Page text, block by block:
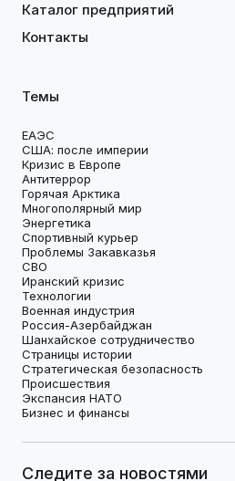
Каталог предприятий
Контакты
Темы
ЕАЭС
США: после империи
Кризис в Европе
Антитеррор
Горячая Арктика
Многополярный мир
Энергетика
Спортивный курьер
Проблемы Закавказья
СВО
Иранский кризис
Технологии
Военная индустрия
Россия-Азербайджан
Шанхайское сотрудничество
Страницы истории
Стратегическая безопасность
Происшествия
Экспансия НАТО
Бизнес и финансы
Следите за новостями